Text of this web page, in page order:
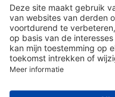
Over Hitma
Algemene
©